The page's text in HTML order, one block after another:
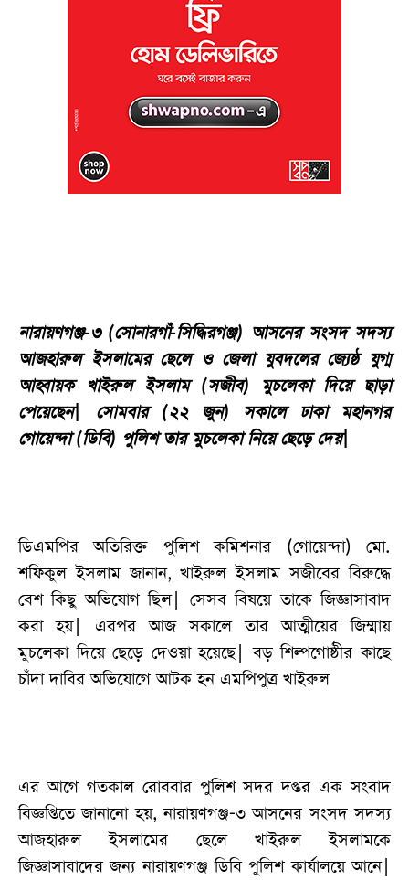
নারায়ণগঞ্জ-৩ (সোনারগাঁ-সিদ্ধিরগঞ্জ) আসনের সংসদ সদস্য
আজহারুল ইসলামের ছেলে ও জেলা যুবদলের জ্যেষ্ঠ যুগ্ম
আহ্বায়ক খাইরুল ইসলাম (সজীব) মুচলেকা দিয়ে ছাড়া
পেয়েছেন| সোমবার (২২ জুন) সকালে ঢাকা মহানগর
গোয়েন্দা (ডিবি) পুলিশ তার মুচলেকা নিয়ে ছেড়ে দেয়|
ডিএমপির অতিরিক্ত পুলিশ কমিশনার (গোয়েন্দা) মো.
শফিকুল ইসলাম জানান, খাইরুল ইসলাম সজীবের বিরুদ্ধে
বেশ কিছু অভিযোগ ছিল| সেসব বিষয়ে তাকে জিজ্ঞাসাবাদ
করা হয়| এরপর আজ সকালে তার আত্মীয়ের জিম্মায়
মুচলেকা দিয়ে ছেড়ে দেওয়া হয়েছে| বড় শিল্পগোষ্ঠীর কাছে
চাঁদা দাবির অভিযোগে আটক হন এমপিপুত্র খাইরুল
এর আগে গতকাল রোববার পুলিশ সদর দপ্তর এক সংবাদ
বিজ্ঞপ্তিতে জানানো হয়, নারায়ণগঞ্জ-৩ আসনের সংসদ সদস্য
আজহারুল ইসলামের ছেলে খাইরুল ইসলামকে
জিজ্ঞাসাবাদের জন্য নারায়ণগঞ্জ ডিবি পুলিশ কার্যালয়ে আনে|